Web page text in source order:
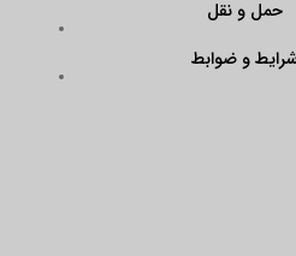
حمل و نقل
و ضوابط